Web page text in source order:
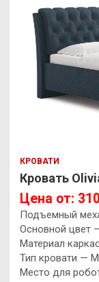
КРОВАТИ
Кровать
Цена от:
Подъемный
Основной цвет
Материал
Тип кровати —
Место для